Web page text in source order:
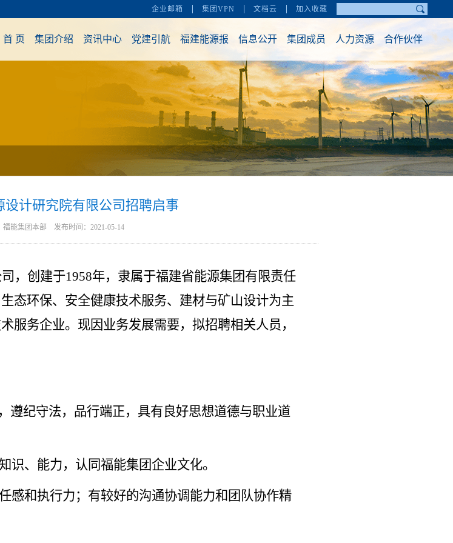
设计研究院有限公司招聘启事
福能集团本部 发布时间：2021-05-14
，创建于1958年，隶属于福建省能源集团有限责任
态环保、安全健康技术服务、建材与矿山设计为主
服务企业。 现因业务发展需要，拟招聘相关人员，
遵纪守法，品行端正，具有良好思想道德与职业道
识、能力，认同福能集团企业文化。
感和执行力；有较好的沟通协调能力和团队协作精